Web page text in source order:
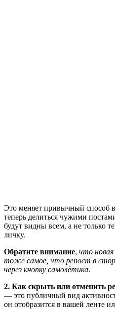
Это меняет привычный способ
теперь делиться чужими
будут видны всем, а не только
личку.
Обратите внимание, что
тоже самое, что репост в
через кнопку самолётика.
2. Как скрыть или отменить
— это публичный вид
он отобразится в вашей ленте